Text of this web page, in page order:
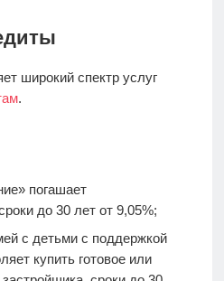
широкий спектр услуг
.
погашает
до 30 лет от 9,05%;
с детьми с поддержкой
купить готовое или